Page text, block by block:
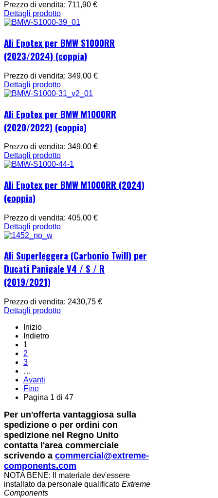
Prezzo di vendita: 711,90 €
Dettagli prodotto
Ali Epotex per BMW S1000RR
(2023/2024) (coppia)
Prezzo di vendita: 349,00 €
Dettagli prodotto
Ali Epotex per BMW M1000RR
(2020/2022) (coppia)
Prezzo di vendita: 349,00 €
Dettagli prodotto
Ali Epotex per BMW M1000RR (2024)
(coppia)
Prezzo di vendita: 405,00 €
Dettagli prodotto
Ali Superleggera (Carbonio Twill) per
Ducati Panigale V4 / S / R
(2019/2021)
Prezzo di vendita: 2430,75 €
Dettagli prodotto
Inizio
Indietro
1
2
3
…
Avanti
Fine
Pagina 1 di 47
Per un'offerta vantaggiosa sulla
spedizione o per ordini con
spedizione nel Regno Unito
contatta l'area commerciale
scrivendo a commercial@extreme-
components.com
NOTA BENE: Il materiale dev'essere
installato da personale qualificato Extreme
Components